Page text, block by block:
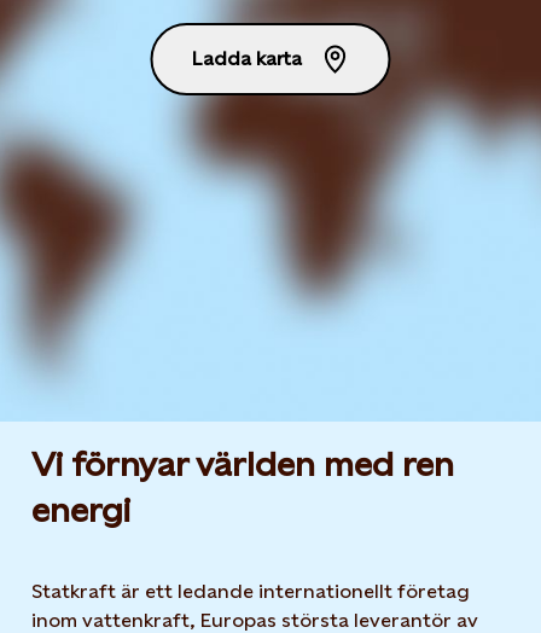
Ladda karta
Vi förnyar världen med ren
energi
Statkraft är ett ledande internationellt företag
inom vattenkraft, Europas största leverantör av